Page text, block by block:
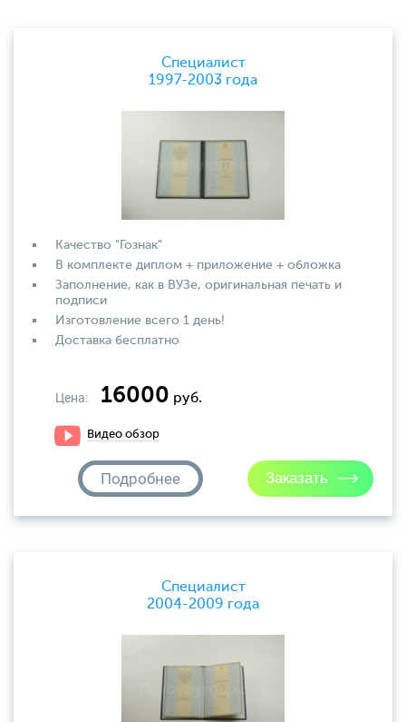
Специалист
1997-2003 года
Качество "Гознак"
В комплекте диплом + приложение + обложка
Заполнение, как в ВУЗе, оригинальная печать и
подписи
Изготовление всего 1 день!
Доставка бесплатно
Цена: 16000 руб.
Видео обзор
Подробнее
Специалист
2004-2009 года